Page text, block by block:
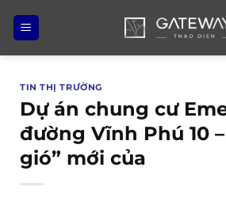
qua
nội
TIN THỊ TRƯỜNG
Dự án chung cư
đường Vĩnh Phú 10
gió” mới của